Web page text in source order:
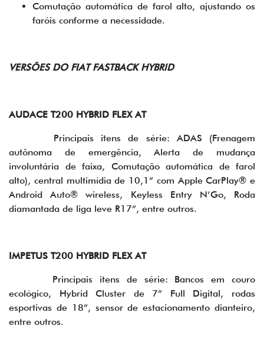
Comutação automática de farol alto, ajustando os
faróis conforme a necessidade.
VERSÕES DO FIAT FASTBACK HYBRID
AUDACE T200 HYBRID FLEX AT
Principais itens de série: ADAS (Frenagem
autônoma de emergência, Alerta de mudança
involuntária de faixa, Comutação automática de farol
alto), central multimídia de 10,1” com Apple CarPlay® e
Android Auto® wireless, Keyless Entry N’Go, Roda
diamantada de liga leve R17”, entre outros.
IMPETUS T200 HYBRID FLEX AT
Principais itens de série: Bancos em couro
ecológico, Hybrid Cluster de 7” Full Digital, rodas
esportivas de 18”, sensor de estacionamento dianteiro,
entre outros.